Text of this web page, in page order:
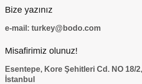
Bize yazınız
e-mail: turkey@bodo.com
Misafirimiz olunuz!
Esentepe, Kore Şehitleri Cd. NO 18/
İstanbul